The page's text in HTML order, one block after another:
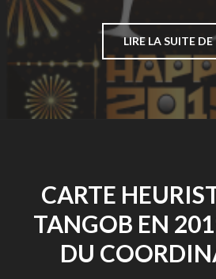
LIRE LA SUITE DE
CARTE
TANGOB EN
DU